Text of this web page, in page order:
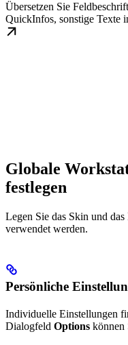
Übersetzen Sie
QuickInfos, sonstige Texte
Globale
festlegen
Legen Sie das Skin und
verwendet werden.
Persönliche
Individuelle Einstellungen
Dialogfeld Options können